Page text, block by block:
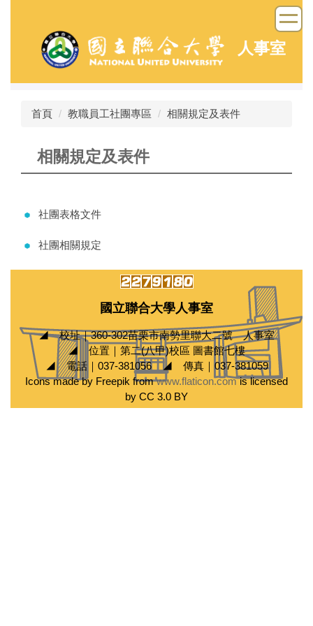
容
人事室
首頁 教職員工社團專區 相關規定及表件
相關規定及表件
社團表格文件
社團相關規定
國立聯合大學人事室
◢ 校址｜360-302苗栗市南勢里聯大二號 人事室
◢ 位置｜第二(八甲)校區 圖書館七樓
◢ 電話｜037-381056 ◢ 傳真｜037-381059
Icons made by Freepik fromwww.flaticon.comis licensed
by CC 3.0 BY